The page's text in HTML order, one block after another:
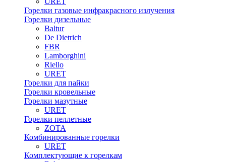
Горелки газовые инфракрасного излучения
Горелки дизельные
Baltur
De Dietrich
FBR
Lamborghini
Riello
URET
Горелки для пайки
Горелки кровельные
Горелки мазутные
URET
Горелки пеллетные
ZOTA
Комбинированные горелки
URET
Комплектующие к горелкам